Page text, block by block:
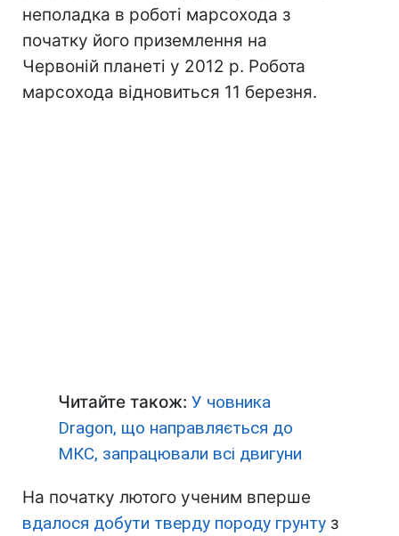
неполадка в роботі марсохода з
початку його приземлення на
Червоній планеті у 2012 р. Робота
марсохода відновиться 11 березня.
Читайте також: У човника
Dragon, що направляється до
МКС, запрацювали всі двигуни
На початку лютого ученим вперше
вдалося добути тверду породу грунту з